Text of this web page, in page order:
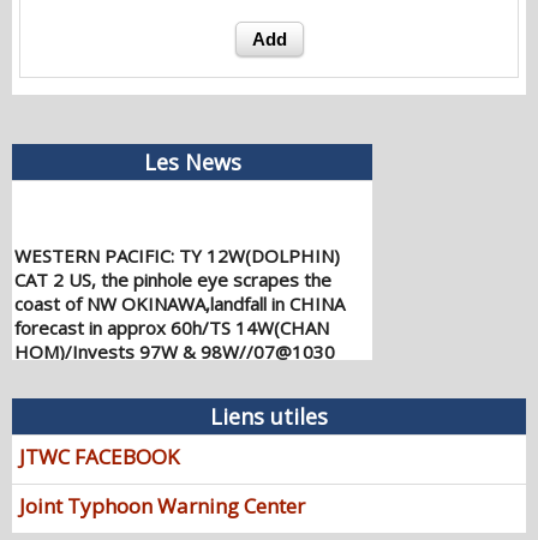
Les News
WESTERN PACIFIC: TY 12W(DOLPHIN)
CAT 2 US, the pinhole eye scrapes the
coast of NW OKINAWA,landfall in CHINA
forecast in approx 60h/TS 14W(CHAN
HOM)/Invests 97W & 98W//07@1030
UTC
WESTERN PACIFIC: TY 12W(DOLPHIN)
down from CAT4 US to CAT 1 in 36h,
gradually approaching OKINAWA/TS
13W(KUJIRA)/Invest 96W//05@2200 UTC
08/06/2026 -PATRICK HOAREAU
Liens utiles
JTWC FACEBOOK
Joint Typhoon Warning Center